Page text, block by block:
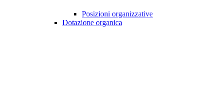
Posizioni organizzative
Dotazione organica